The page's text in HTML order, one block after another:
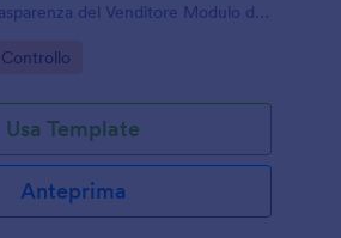
del Venditore Modulo di
Usa Template
Anteprima